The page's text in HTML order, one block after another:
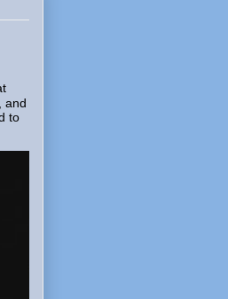
and
to